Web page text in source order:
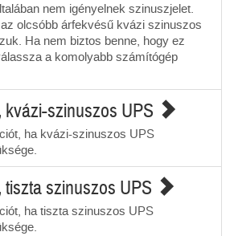
nem igényelnek szinuszjelet.
olcsóbb árfekvésű kvázi szinuszos
Ha nem biztos benne, hogy ez
a komolyabb számítógép
szinuszos UPS
ha kvázi-szinuszos UPS
szinuszos UPS
ha tiszta szinuszos UPS